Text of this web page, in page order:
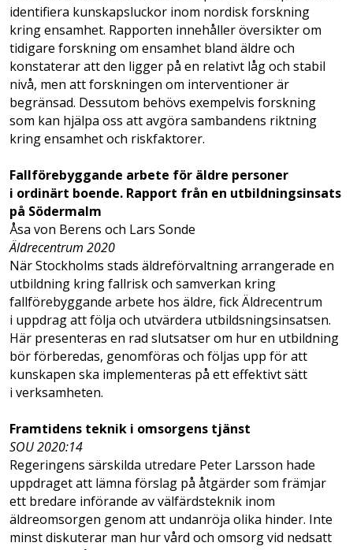
identifiera kunskapsluckor inom nordisk forskning
kring ensamhet. Rapporten innehåller översikter om
tidigare forskning om ensamhet bland äldre och
konstaterar att den ligger på en relativt låg och stabil
nivå, men att forskningen om interventioner är
begränsad. Dessutom behövs exempelvis forskning
som kan hjälpa oss att avgöra sambandens riktning
kring ensamhet och riskfaktorer.
Fallförebyggande arbete för äldre personer
i ordinärt boende. Rapport från en utbildningsinsats
på Södermalm
Åsa von Berens och Lars Sonde
Äldrecentrum 2020
När Stockholms stads äldreförvaltning arrangerade en
utbildning kring fallrisk och samverkan kring
fallförebyggande arbete hos äldre, fick Äldrecentrum
i uppdrag att följa och utvärdera utbildsningsinsatsen.
Här presenteras en rad slutsatser om hur en utbildning
bör förberedas, genomföras och följas upp för att
kunskapen ska implementeras på ett effektivt sätt
i verksamheten.
Framtidens teknik i omsorgens tjänst
SOU 2020:14
Regeringens särskilda utredare Peter Larsson hade
uppdraget att lämna förslag på åtgärder som främjar
ett bredare införande av välfärdsteknik inom
äldreomsorgen genom att undanröja olika hinder. Inte
minst diskuterar man hur vård och omsorg vid nedsatt